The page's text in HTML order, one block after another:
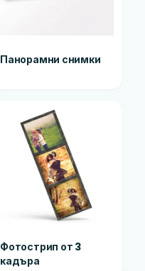
Панорамни снимки
Фотострип от 3
кадъра